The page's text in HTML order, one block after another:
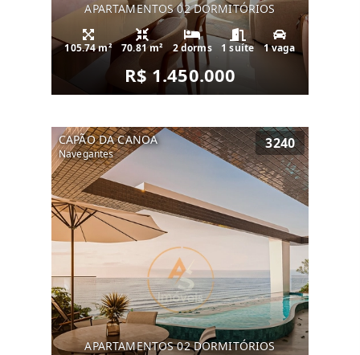
APARTAMENTOS 02 DORMITÓRIOS
105.74 m² 70.81 m² 2 dorms 1 suíte 1 vaga
R$ 1.450.000
CAPÃO DA CANOA
Navegantes
3240
APARTAMENTOS 02 DORMITÓRIOS